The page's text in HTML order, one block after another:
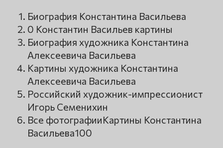
Биография Константина Васильева
0 Константин Васильев картины
Биография художника Константина
Алексеевича Васильева
Картины художника Константина
Алексеевича Васильева
Российский художник-импрессионист
Игорь Семенихин
Все фотографииКартины Константина
Васильева100